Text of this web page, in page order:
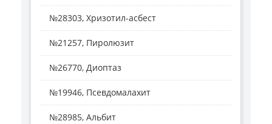
№28303, Хризотил-асбест
№21257, Пиролюзит
№26770, Диоптаз
№19946, Псевдомалахит
№28985, Альбит